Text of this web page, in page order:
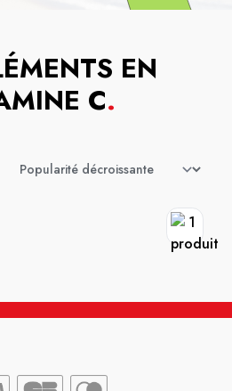
EN
C.